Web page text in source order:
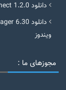
دانلود quad9 connect 1.2.0 دی ان اس کواد ناین برای اندروید
ویندوز
مجوزهای ما :